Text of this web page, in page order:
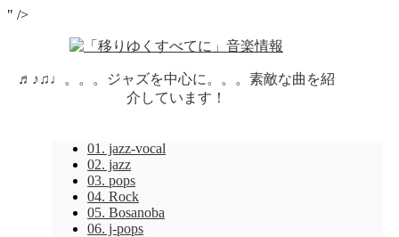
" />
♬♪♫♩。。。ジャズを中心に。。。素敵な曲を紹
介しています！
01. jazz-vocal
02. jazz
03. pops
04. Rock
05. Bosanoba
06. j-pops